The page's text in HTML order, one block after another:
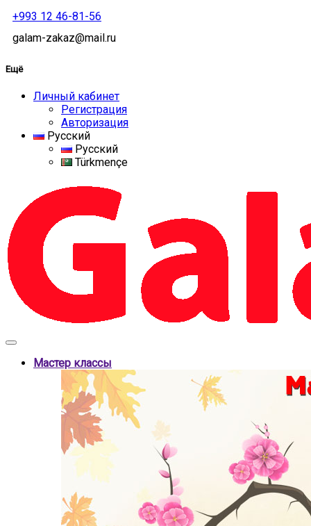
+993 12 46-81-56
galam-zakaz@mail.ru
Ещё
Личный кабинет
Регистрация
Авторизация
Русский
Русский
Türkmençe
Мастер классы